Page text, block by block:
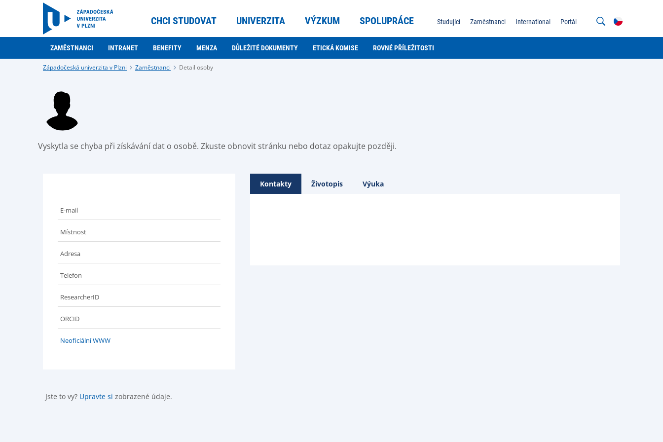
CHCI STUDOVAT UNIVERZITA VÝZKUM SPOLUPRÁCE Studující Zaměstnanci International Portál
ZAMĚSTNANCI INTRANET BENEFITY MENZA DŮLEŽITÉ DOKUMENTY ETICKÁ KOMISE ROVNÉ PŘÍLEŽITOSTI
Západočeská univerzita v Plzni Zaměstnanci Detail osoby
Vyskytla se chyba při získávání dat o osobě. Zkuste obnovit stránku nebo dotaz opakujte později.
E-mail
Místnost
Adresa
Telefon
ResearcherID
ORCID
Neoficiální WWW
Jste to vy? Upravte si zobrazené údaje.
Kontakty Životopis Výuka